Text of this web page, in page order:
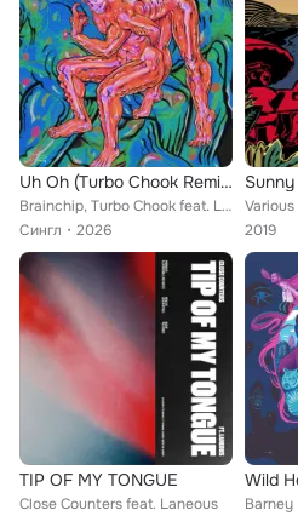
Uh Oh (Turbo Chook Remix)
Brainchip, Turbo Chook feat. Laneous, Simon Mavin, Alon Ilsar
Сингл
2026
2019
TIP OF MY TONGUE
Close Counters feat. Laneous